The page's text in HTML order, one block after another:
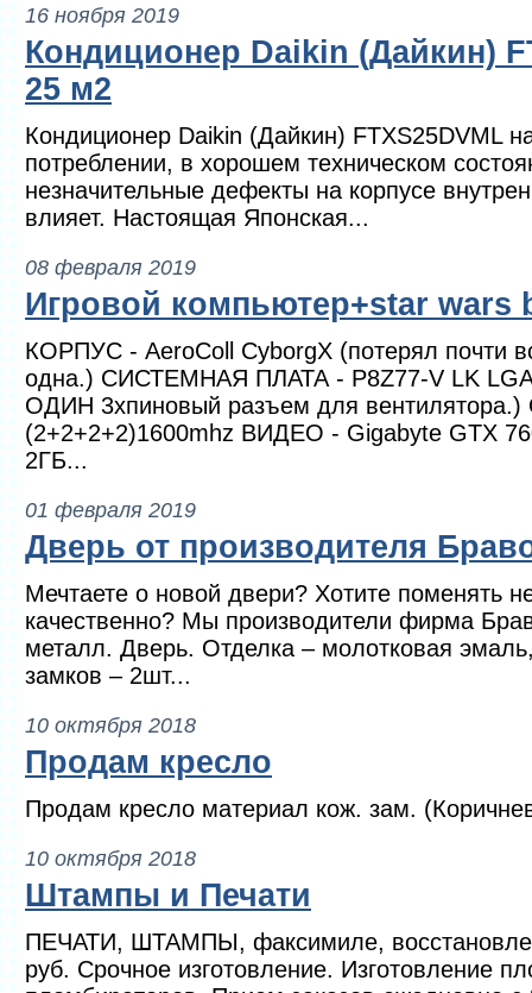
16 ноября 2019
Кондиционер Daikin (Дайкин)
25 м2
Кондиционер Daikin (Дайкин) FTXS25DVML
потреблении, в хорошем техническом
незначительные дефекты на корпусе
влияет. Настоящая Японская...
08 февраля 2019
Игровой компьютер+star wars
КОРПУС - AeroColl CyborgX (потерял почти
одна.) СИСТЕМНАЯ ПЛАТА - P8Z77-V LK
ОДИН 3хпиновый разъем для вентилятора.)
(2+2+2+2)1600mhz ВИДЕО - Gigabyte GTX
2ГБ...
01 февраля 2019
Дверь от производителя
Мечтаете о новой двери? Хотите поменять
качественно? Мы производители фирма
металл. Дверь. Отделка – молотковая
замков – 2шт...
10 октября 2018
Продам кресло
Продам кресло материал кож. зам.
10 октября 2018
Штампы и Печати
ПЕЧАТИ, ШТАМПЫ, факсимиле,
руб. Срочное изготовление. Изготовление